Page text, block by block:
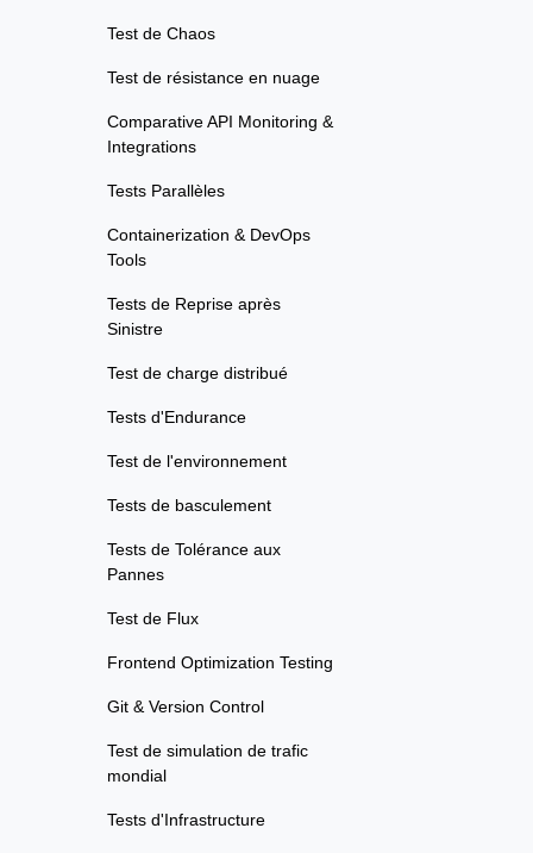
Test de Chaos
Test de résistance en nuage
Comparative API Monitoring &
Integrations
Tests Parallèles
Containerization & DevOps
Tools
Tests de Reprise après
Sinistre
Test de charge distribué
Tests d'Endurance
Test de l'environnement
Tests de basculement
Tests de Tolérance aux
Pannes
Test de Flux
Frontend Optimization Testing
Git & Version Control
Test de simulation de trafic
mondial
Tests d'Infrastructure